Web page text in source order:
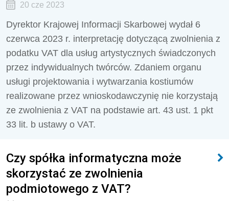
20 cze 2023
Dyrektor Krajowej Informacji Skarbowej wydał 6
czerwca 2023 r. interpretację dotyczącą zwolnienia z
podatku VAT dla usług artystycznych świadczonych
przez indywidualnych twórców. Zdaniem organu
usługi projektowania i wytwarzania kostiumów
realizowane przez wnioskodawczynię nie korzystają
ze zwolnienia z VAT na podstawie art. 43 ust. 1 pkt
33 lit. b ustawy o VAT.
Czy spółka informatyczna może
skorzystać ze zwolnienia
podmiotowego z VAT?